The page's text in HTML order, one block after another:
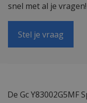
snel met al je vragen!
Stel je vraag
De Gc